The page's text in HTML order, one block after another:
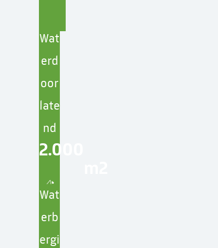
Wat
erd
oor
late
nd
2.000
Wat
erb
ergi